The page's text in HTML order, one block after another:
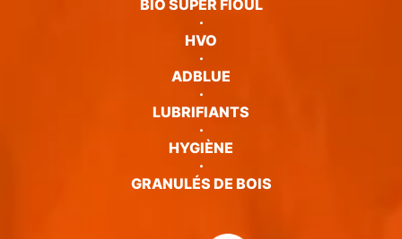
BIO SUPER FIOUL
·
HVO
·
ADBLUE
·
LUBRIFIANTS
·
HYGIÈNE
·
GRANULÉS DE BOIS